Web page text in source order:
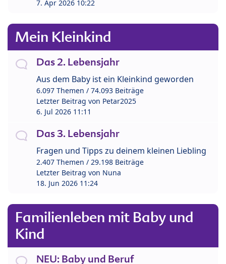
7. Apr 2026 10:22
Mein Kleinkind
Das 2. Lebensjahr
Aus dem Baby ist ein Kleinkind geworden
6.097 Themen / 74.093 Beiträge
Letzter Beitrag von Petar2025
6. Jul 2026 11:11
Das 3. Lebensjahr
Fragen und Tipps zu deinem kleinen Liebling
2.407 Themen / 29.198 Beiträge
Letzter Beitrag von Nuna
18. Jun 2026 11:24
Familienleben mit Baby und
Kind
NEU: Baby und Beruf